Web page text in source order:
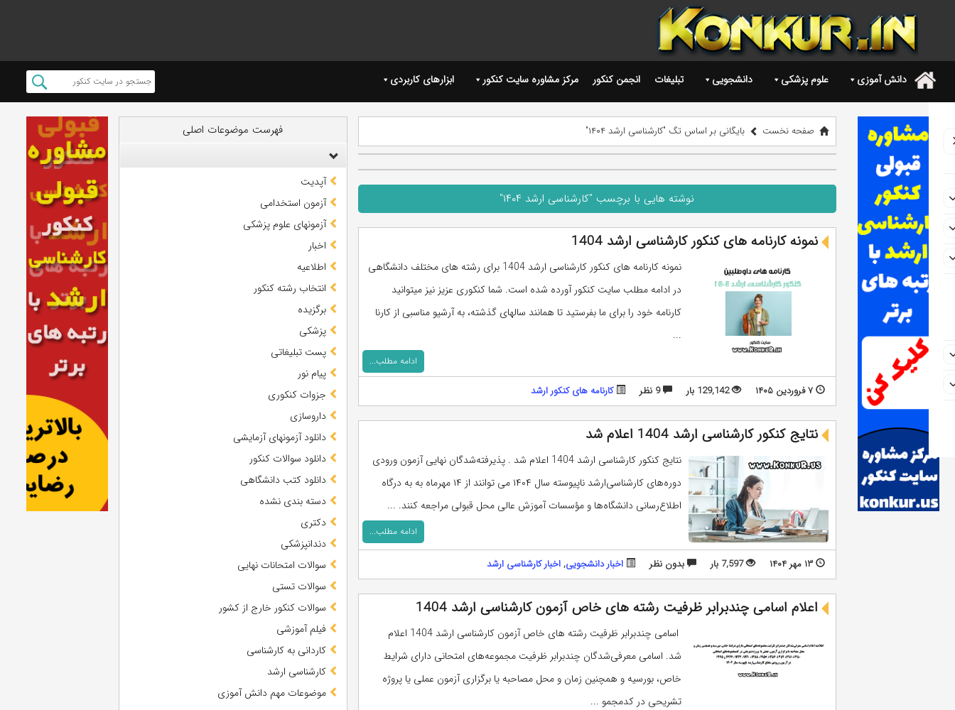
. دانش آموزی علوم پزشکی دانشجویی تبلیغات انجمن کنکور مرکز مشاوره سایت کنکور ابزارهای کاربردی
صفحه نخست بایگانی بر اساس تگ "کارشناسی ارشد ۱۴۰۴"
نوشته هایی با برچسب "کارشناسی ارشد ۱۴۰۴"
نمونه کارنامه های کنکور کارشناسی ارشد 1404
نمونه کارنامه های کنکور کارشناسی ارشد 1404 برای رشته های مختلف دانشگاهی
در ادامه مطلب سایت کنکور آورده شده است. شما کنکوری عزیز نیز میتوانید
کارنامه خود را برای ما بفرستید تا همانند سالهای گذشته، به آرشیو مناسبی از کارنا
...
ادامه مطلب...
۷ فروردین ۱۴۰۵ 129,142 بار 9 نظر کارنامه های کنکور ارشد
نتایج کنکور کارشناسی ارشد 1404 اعلام شد
نتایج کنکور کارشناسی ارشد 1404 اعلام شد . پذیرفته‌شدگان نهایی‌ آزمون‌ ورودی‌
دوره‌های ‌کارشناسی‌ارشد ناپیوسته سال ۱۴۰۴ می توانند از ۱۴ مهرماه به به درگاه
اطلاع‌رسانی دانشگاه‌ها و مؤسسات آموزش عالی محل قبولی مراجعه کنند. ...
ادامه مطلب...
۱۳ مهر ۱۴۰۴ 7,597 بار بدون نظر اخبار دانشجویی,اخبار کارشناسی ارشد
اعلام اسامی چندبرابر ظرفیت رشته های خاص آزمون کارشناسی ارشد 1404
اسامی چندبرابر ظرفیت رشته های خاص آزمون کارشناسی ارشد 1404 اعلام
شد. اسامی معرفی‌شدگان چندبرابر ظرفیت مجموعه‌های امتحانی دارای شرایط
خاص، بورسیه و همچنین زمان و محل مصاحبه یا برگزاری آزمون عملی یا پروژه
تشریحی در کدمجمو ...
فهرست موضوعات اصلی
آپدیت
آزمون استخدامی
آزمونهای علوم پزشکی
اخبار
اطلاعیه
انتخاب رشته کنکور
برگزیده
پزشکی
پست تبلیغاتی
پیام نور
جزوات کنکوری
داروسازی
دانلود آزمونهای آزمایشی
دانلود سوالات کنکور
دانلود کتب دانشگاهی
دسته بندی نشده
دکتری
دندانپزشکی
سوالات امتحانات نهایی
سوالات تستی
سوالات کنکور خارج از کشور
فیلم آموزشی
کاردانی به کارشناسی
کارشناسی ارشد
موضوعات مهم دانش آموزی